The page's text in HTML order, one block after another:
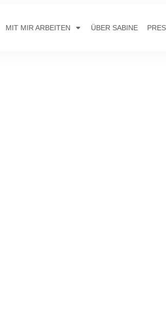
MIT MIR ARBEITEN ÜBER SABINE